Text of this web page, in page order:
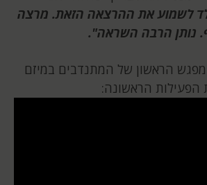
לשמוע את ההרצאה הזאת. מרצה
נותן הרבה השראה".
הראשון של המתנדבים במיזם
הפעילות הראשונה: